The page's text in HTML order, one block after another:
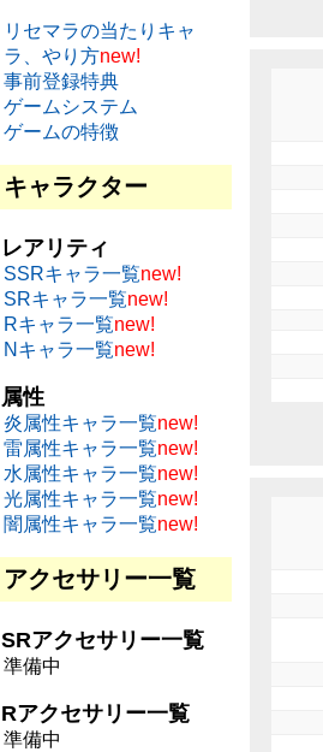
リセマラの当たりキャ
ラ、やり方new!
事前登録特典
ゲームシステム
ゲームの特徴
キャラクター
レアリティ
SSRキャラ一覧new!
SRキャラ一覧new!
Rキャラ一覧new!
Nキャラ一覧new!
属性
炎属性キャラ一覧new!
雷属性キャラ一覧new!
水属性キャラ一覧new!
光属性キャラ一覧new!
闇属性キャラ一覧new!
アクセサリー一覧
SRアクセサリー一覧
準備中
Rアクセサリー一覧
準備中